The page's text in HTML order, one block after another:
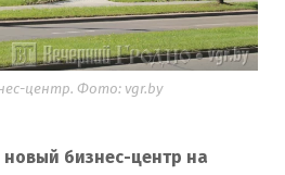
центр. Фото: vgr.by
бизнес-центр на